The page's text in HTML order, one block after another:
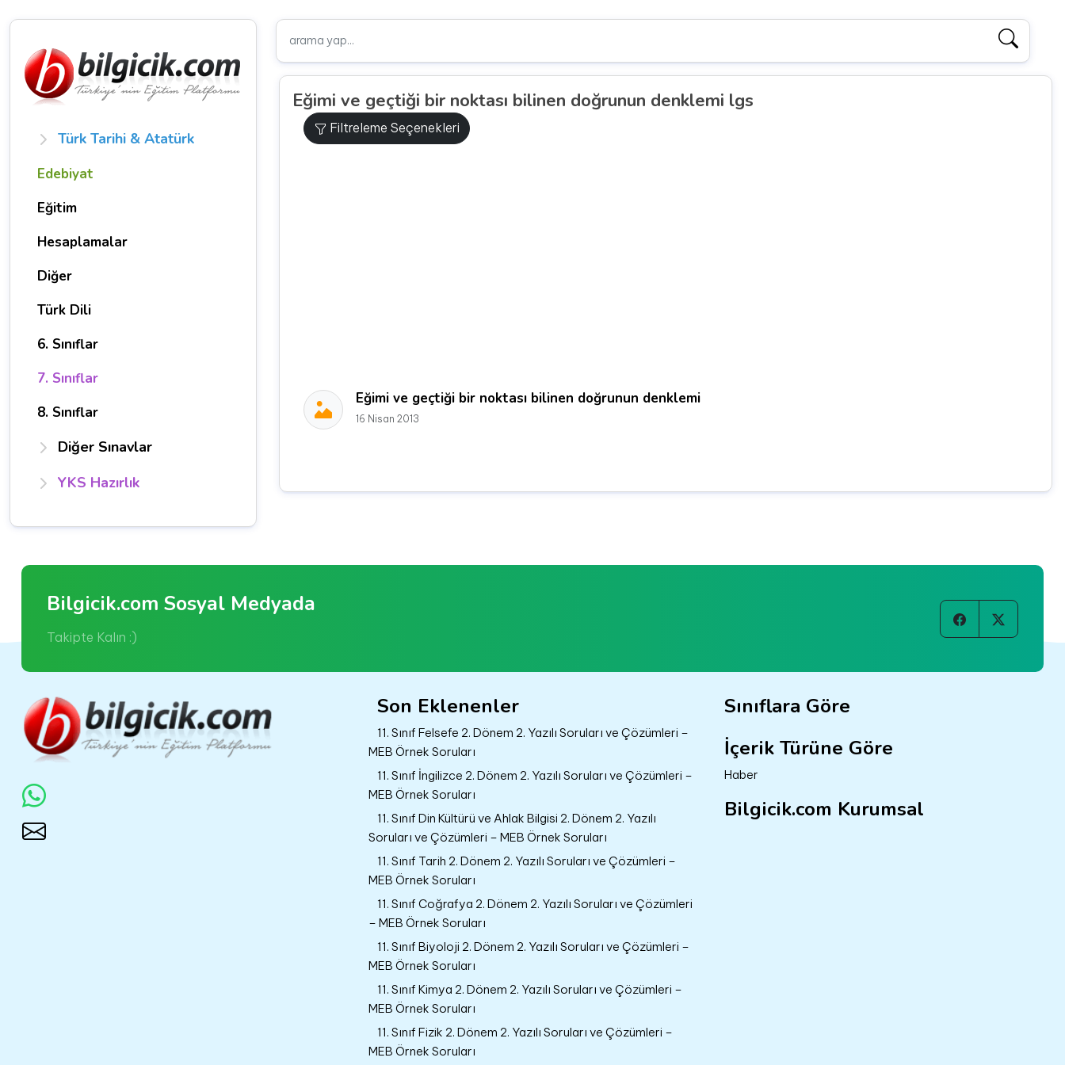
Türk Tarihi & Atatürk
Edebiyat
Eğitim
Hesaplamalar
Diğer
Türk Dili
6. Sınıflar
7. Sınıflar
8. Sınıflar
Diğer Sınavlar
YKS Hazırlık
Eğimi ve geçtiği bir noktası bilinen doğrunun denklemi lgs
Filtreleme Seçenekleri
Eğimi ve geçtiği bir noktası bilinen doğrunun denklemi
16 Nisan 2013
Bilgicik.com Sosyal Medyada
Takipte Kalın :)
Son Eklenenler
11. Sınıf Felsefe 2. Dönem 2. Yazılı Soruları ve Çözümleri –
MEB Örnek Soruları
11. Sınıf İngilizce 2. Dönem 2. Yazılı Soruları ve Çözümleri –
MEB Örnek Soruları
11. Sınıf Din Kültürü ve Ahlak Bilgisi 2. Dönem 2. Yazılı
Soruları ve Çözümleri – MEB Örnek Soruları
11. Sınıf Tarih 2. Dönem 2. Yazılı Soruları ve Çözümleri –
MEB Örnek Soruları
11. Sınıf Coğrafya 2. Dönem 2. Yazılı Soruları ve Çözümleri
– MEB Örnek Soruları
11. Sınıf Biyoloji 2. Dönem 2. Yazılı Soruları ve Çözümleri –
MEB Örnek Soruları
11. Sınıf Kimya 2. Dönem 2. Yazılı Soruları ve Çözümleri –
MEB Örnek Soruları
11. Sınıf Fizik 2. Dönem 2. Yazılı Soruları ve Çözümleri –
MEB Örnek Soruları
Sınıflara Göre
İçerik Türüne Göre
Haber
Bilgicik.com Kurumsal